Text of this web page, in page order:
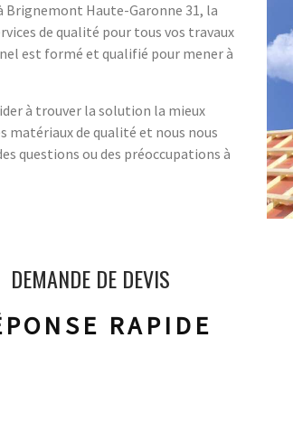
Brignemont Haute-Garonne 31, la
de qualité pour tous vos travaux
est formé et qualifié pour mener à
à trouver la solution la mieux
matériaux de qualité et nous nous
questions ou des préoccupations à
DEMANDE DE DEVIS
RAPIDE